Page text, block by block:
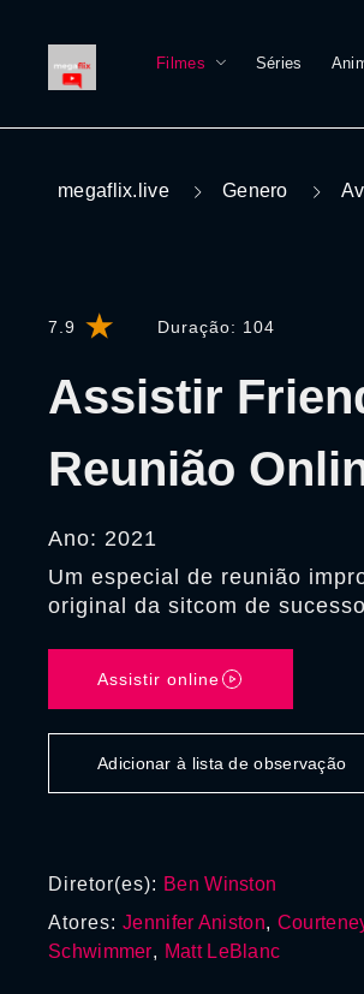
Filmes Séries
megaflix.live Genero
7.9 Duração: 104
Assistir
Reunião
Ano: 2021
Um especial de reunião
original da sitcom de
Assistir online
Adicionar à lista de observação
Diretor(es): Ben Winston
Atores: Jennifer Aniston,
Schwimmer, Matt LeBlanc